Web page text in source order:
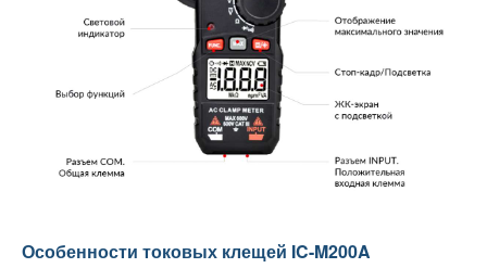
Особенности токовых клещей IC-M200A